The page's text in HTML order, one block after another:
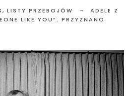
, LISTY PRZEBOJÓW
ADELE Z
LIKE YOU”. PRZYZNANO